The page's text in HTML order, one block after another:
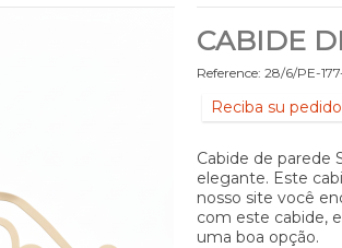
CABIDE
Reference: 28/6/PE-
Reciba su
Cabide de parede
elegante. Este
nosso site você
com este cabide,
uma boa opção.